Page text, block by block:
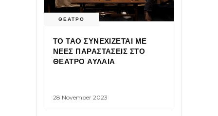
ΘΕΑΤΡΟ
ΤΟ ΤΑΟ ΣΥΝΕΧΙΖΕΤΑΙ ΜΕ
ΝΕΕΣ ΠΑΡΑΣΤΑΣΕΙΣ ΣΤΟ
ΘΕΑΤΡΟ ΑΥΛΑΙΑ
28 November 2023